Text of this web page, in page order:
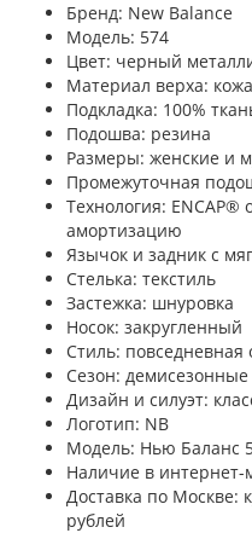
Бренд: New Balance
Модель: 574
Цвет: черный
Материал верха:
Подкладка: 100%
Подошва: резина
Размеры: женские и
Промежуточная
Технология:
амортизацию
Язычок и задник с
Стелька: текстиль
Застежка: шнуровка
Носок: закругленный
Стиль: повседневная
Сезон: демисезонные
Дизайн и силуэт:
Логотип: NB
Модель: Нью Баланс
Наличие в интернет-
Доставка по Москве:
рублей